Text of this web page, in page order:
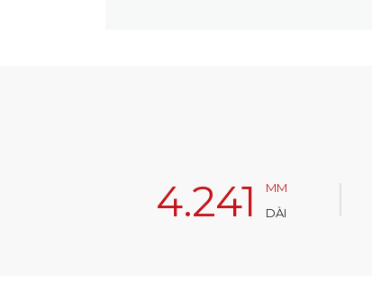
4.241
MM
DÀI